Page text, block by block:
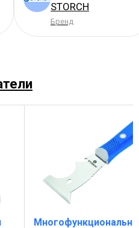
STORCH
Бренд